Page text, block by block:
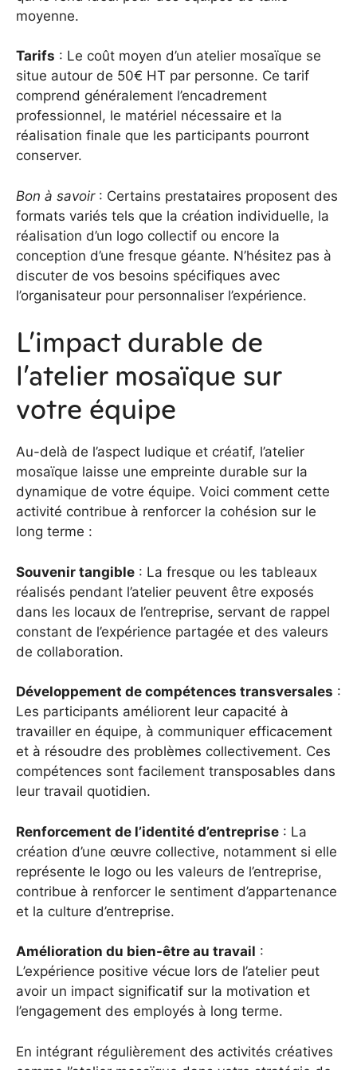
moyenne.
Tarifs : Le coût moyen d’un atelier mosaïque se
situe autour de 50€ HT par personne. Ce tarif
comprend généralement l’encadrement
professionnel, le matériel nécessaire et la
réalisation finale que les participants pourront
conserver.
Bon à savoir: Certains prestataires proposent des
formats variés tels que la création individuelle, la
réalisation d’un logo collectif ou encore la
conception d’une fresque géante. N’hésitez pas à
discuter de vos besoins spécifiques avec
l’organisateur pour personnaliser l’expérience.
L’impact durable de
l’atelier mosaïque sur
votre équipe
Au-delà de l’aspect ludique et créatif, l’atelier
mosaïque laisse une empreinte durable sur la
dynamique de votre équipe. Voici comment cette
activité contribue à renforcer la cohésion sur le
long terme :
Souvenir tangible : La fresque ou les tableaux
réalisés pendant l’atelier peuvent être exposés
dans les locaux de l’entreprise, servant de rappel
constant de l’expérience partagée et des valeurs
de collaboration.
Développement de compétences transversales :
Les participants améliorent leur capacité à
travailler en équipe, à communiquer efficacement
et à résoudre des problèmes collectivement. Ces
compétences sont facilement transposables dans
leur travail quotidien.
Renforcement de l’identité d’entreprise : La
création d’une œuvre collective, notamment si elle
représente le logo ou les valeurs de l’entreprise,
contribue à renforcer le sentiment d’appartenance
et la culture d’entreprise.
Amélioration du bien-être au travail :
L’expérience positive vécue lors de l’atelier peut
avoir un impact significatif sur la motivation et
l’engagement des employés à long terme.
En intégrant régulièrement des activités créatives